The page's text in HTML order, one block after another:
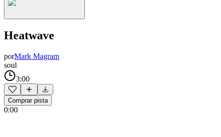
Heatwave
porMark Magram
soul
3:00
Comprar pista
0:00